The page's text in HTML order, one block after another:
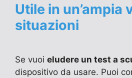
Utile in un’ampia
situazioni
Se vuoi eludere un test a
dispositivo da usare. Puoi